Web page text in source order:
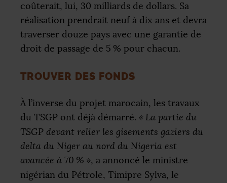
coûterait, lui, 30 milliards de dollars. Sa
réalisation prendrait neuf à dix ans et devra
traverser douze pays avec une garantie de
droit de passage de 5 % pour chacun.
TROUVER DES FONDS
À l’inverse du projet marocain, les travaux
du TSGP ont déjà démarré. « La partie du
TSGP devant relier les gisements gaziers du
delta du Niger au nord du Nigeria est
avancée à 70 % », a annoncé le ministre
nigérian du Pétrole, Timipre Sylva, le